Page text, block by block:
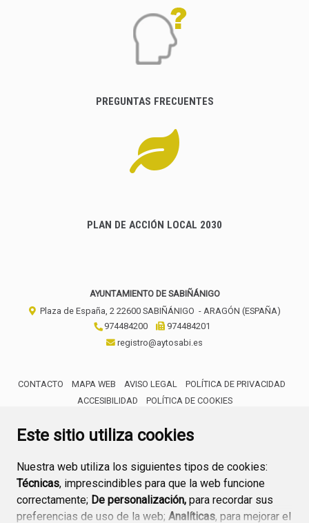
Este sitio utiliza cookies
Nuestra web utiliza los siguientes tipos de cookies:
Técnicas, imprescindibles para que la web funcione
correctamente; De personalización, para recordar sus
preferencias de uso de la web; Analíticas, para mejorar el
PREGUNTAS FRECUENTES
PLAN DE ACCIÓN LOCAL 2030
AYUNTAMIENTO DE SABIÑÁNIGO
Plaza de España, 2 22600 SABIÑÁNIGO - ARAGÓN (ESPAÑA)
974484200
974484201
registro@aytosabi.es
CONTACTO MAPA WEB AVISO LEGAL
POLÍTICA DE PRIVACIDAD
ACCESIBILIDAD
POLÍTICA DE COOKIES